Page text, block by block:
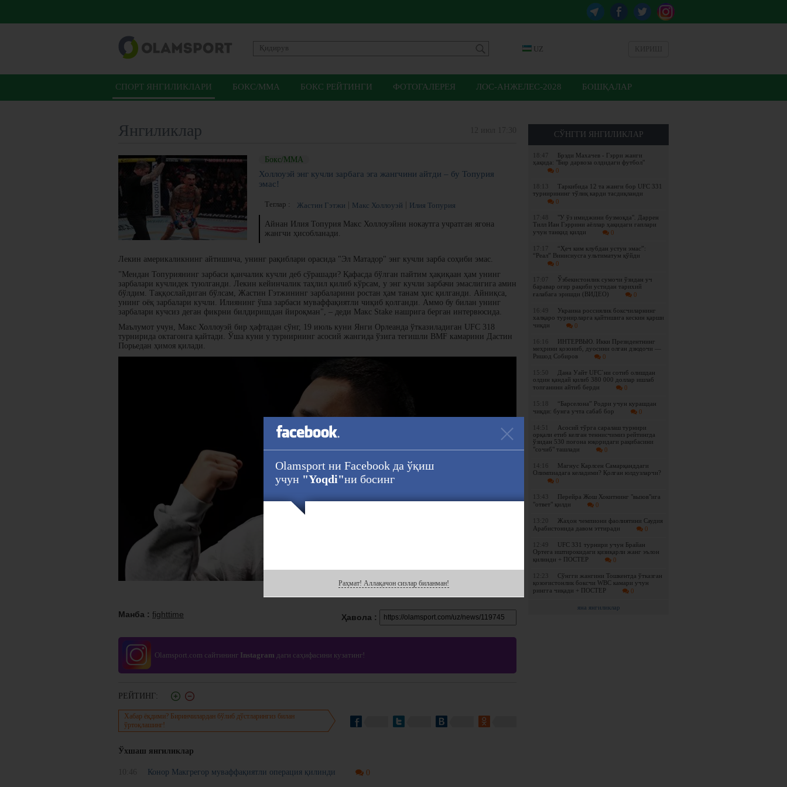
UZ
СПОРТ ЯНГИЛИКЛАРИ БОКС/ММА БОКС РЕЙТИНГИ ФОТОГАЛЕРЕЯ ЛОС-АНЖЕЛЕС-2028 БОШҚАЛАР
СЎНГГИ ЯНГИЛИКЛАР
18:47
Брэди Махачев - Гэрри жанги
ҳақида: "Бир дарвоза олдидаги футбол"
0
18:13
Таркибида 12 та жанги бор UFC 331
турнирининг тўлиқ карди тасдиқланди
0
17:48
"У ўз имиджини бузмоқда". Даррен
Тилл Иан Гэррини аёллар ҳақидаги гаплари
учун танқид қилди
0
17:17
“Ҳеч ким клубдан устун эмас”:
“Реал” Винисиусга ультиматум қўйди
0
17:07
Ўзбекистонлик сумочи ўзидан уч
баравар оғир рақиби устидан тарихий
ғалабага эришди (ВИДЕО)
0
16:49
Украина россиялик боксчиларнинг
халқаро турнирларга қайтишига кескин қарши
чиқди
0
16:16
ИНТЕРВЬЮ. Икки Президентнинг
меҳрини қозониб, дуосини олган дзюдочи —
Ришод Собиров
0
15:50
Дана Уайт UFC`ни сотиб олишдан
олдин қандай қилиб 380 000 доллар ишлаб
топганини айтиб берди
0
15:18
“Барселона” Родри учун курашдан
чиқди: бунга учта сабаб бор
0
14:51
Асосий тўрга саралаш турнири
орқали етиб келган теннисчимиз рейтингда
ўзидан 530 поғона юқоридаги рақибасини
"сочиб" ташлади
0
14:16
Магнус Карлсен Самарқанддаги
Олимпиадага келадими? Қолган юлдузларчи?
0
13:43
Перейра Жош Хокитнинг "вызов"ига
"ответ" қилди
0
13:20
Жаҳон чемпиони фаолиятини Саудия
Арабистонида давом эттиради
0
12:49
UFC 331 турнири учун Брайан
Ортега иштирокидаги қизиқарли жанг эълон
қилинди + ПОСТЕР
0
12:23
Сўнгги жангини Тошкентда ўтказган
қозоғистонлик боксчи WBC камари учун
рингга чиқади + ПОСТЕР
0
яна янгиликлар
Янгиликлар
Бокс/ММА
Холлоуэй энг кучли зарбага эга жангчини айтди – бу Топурия
эмас!
Теглар : Жастин Гэтжи Макс Холлоуэй Илия Топурия
Айнан Илия Топурия Макс Холлоуэйни нокаутга учратган ягона
жангчи ҳисобланади.
Лекин америкаликнинг айтишича, унинг рақиблари орасида "Эл Матадор" энг кучли зарба соҳиби эмас.
"Мендан Топуриянинг зарбаси қанчалик кучли деб сўрашади? Қафасда бўлган пайтим ҳақиқаан ҳам унинг
зарбалари кучлидек туюлганди. Лекин кейинчалик таҳлил қилиб кўрсам, у энг кучли зарбачи эмаслигига амин
бўлдим. Таққослайдиган бўлсам, Жастин Гэтжининг зарбаларини ростан ҳам танам ҳис қилганди. Айниқса,
унинг оёқ зарбалари кучли. Илиянинг ўша зарбаси муваффақиятли чиқиб қолганди. Аммо бу билан унинг
зарбалари кучсиз деган фикрни билдиришдан йироқман", – деди Макс Stake нашрига берган интервюсида.
Маълумот учун, Макс Холлоуэй бир ҳафтадан сўнг, 19 июль куни Янги Орлеанда ўтказиладиган UFC 318
турнирида октагонга қайтади. Ўша куни у турнирнинг асосий жангида ўзига тегишли BMF камарини Дастин
Порьедан ҳимоя қилади.
Ҳавола :
Манба : fighttime
Olamsport.com сайтининг Instagram даги саҳифасини кузатинг!
РЕЙТИНГ:
Хабар ёқдими? Биринчилардан бўлиб дўстларингиз билан
ўртоқлашинг!
Ўхшаш янгиликлар
Конор Макгрегор муваффақиятли операция қилинди 0
Olamsport ни Facebook да ўқиш
учун "Yoqdi"ни босинг
Раҳмат! Аллақачон сизлар биланман!